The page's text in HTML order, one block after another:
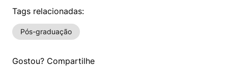
Tags relacionadas:
Pós-graduação
Gostou? Compartilhe